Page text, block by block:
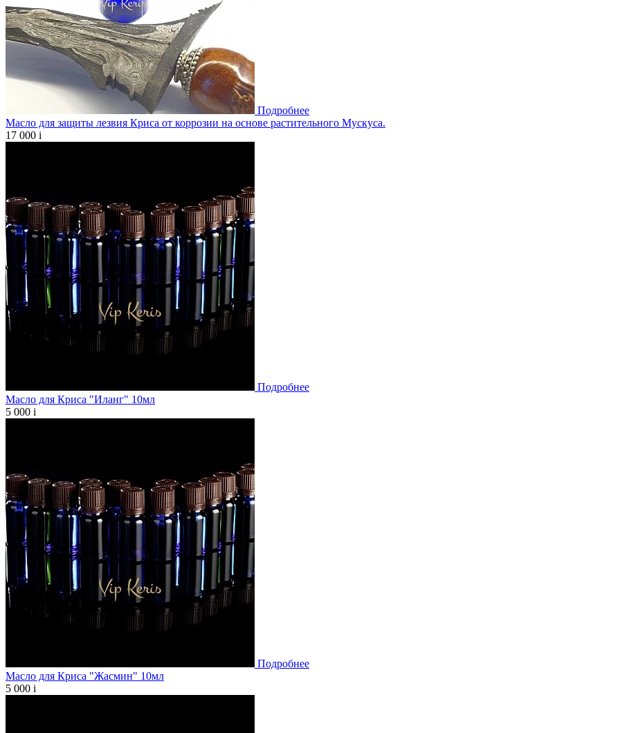
Подробнее
Масло для защиты лезвия Криса от коррозии на основе растительного Мускуса.
17 000 i
Подробнее
Масло для Криса "Иланг" 10мл
5 000 i
Подробнее
Масло для Криса "Жасмин" 10мл
5 000 i